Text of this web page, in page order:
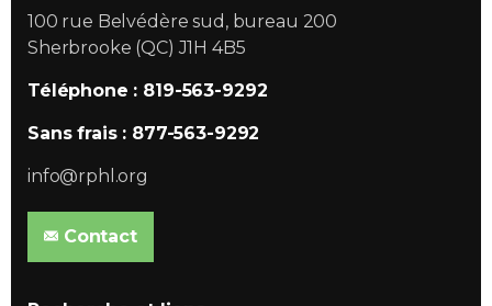
100 rue Belvédère sud, bureau 200
Sherbrooke (QC) J1H 4B5
Téléphone : 819-563-9292
Sans frais : 877-563-9292
info@rphl.org
Contact